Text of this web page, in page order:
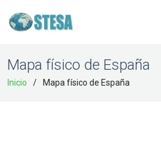
Mapa físico de España
Inicio Mapa físico de España